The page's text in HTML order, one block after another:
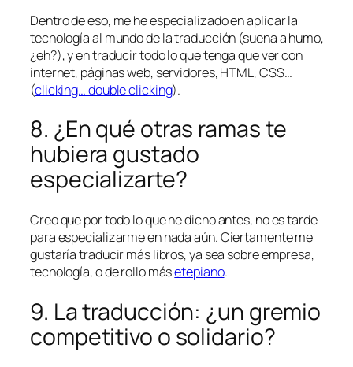
Dentro de eso, me he especializado en aplicar la
tecnología al mundo de la traducción (suena a humo,
¿eh?), y en traducir todo lo que tenga que ver con
internet, páginas web, servidores, HTML, CSS…
(clicking… double clicking).
8. ¿En qué otras ramas te
hubiera gustado
especializarte?
Creo que por todo lo que he dicho antes, no es tarde
para especializarme en nada aún. Ciertamente me
gustaría traducir más libros, ya sea sobre empresa,
tecnología, o de rollo másetepiano.
9. La traducción: ¿un gremio
competitivo o solidario?